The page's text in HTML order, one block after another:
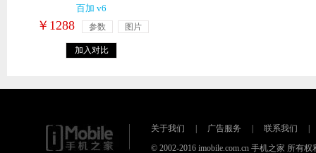
百加 v6
￥1288 参数 图片
加入对比
关于我们 广告服务 联系我们
© 2002-2016 imobile.com.cn 手机之家 所有权